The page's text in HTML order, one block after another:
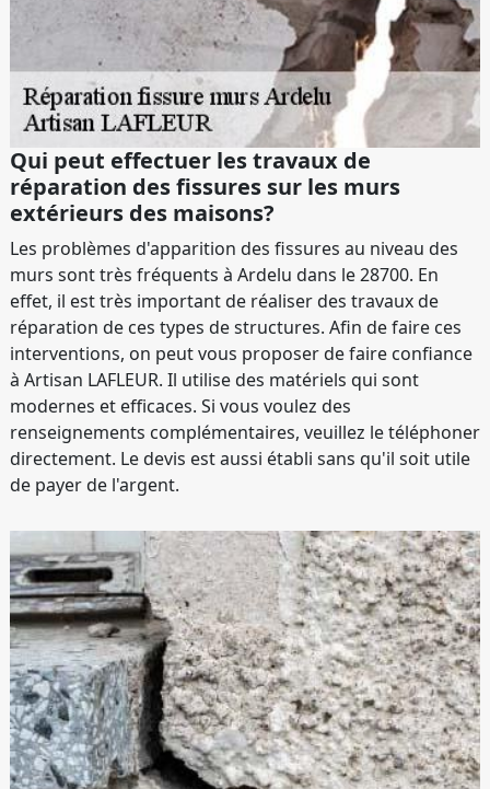
Qui peut effectuer les travaux de
réparation des fissures sur les murs
extérieurs des maisons?
Les problèmes d'apparition des fissures au niveau des
murs sont très fréquents à Ardelu dans le 28700. En
effet, il est très important de réaliser des travaux de
réparation de ces types de structures. Afin de faire ces
interventions, on peut vous proposer de faire confiance
à Artisan LAFLEUR. Il utilise des matériels qui sont
modernes et efficaces. Si vous voulez des
renseignements complémentaires, veuillez le téléphoner
directement. Le devis est aussi établi sans qu'il soit utile
de payer de l'argent.